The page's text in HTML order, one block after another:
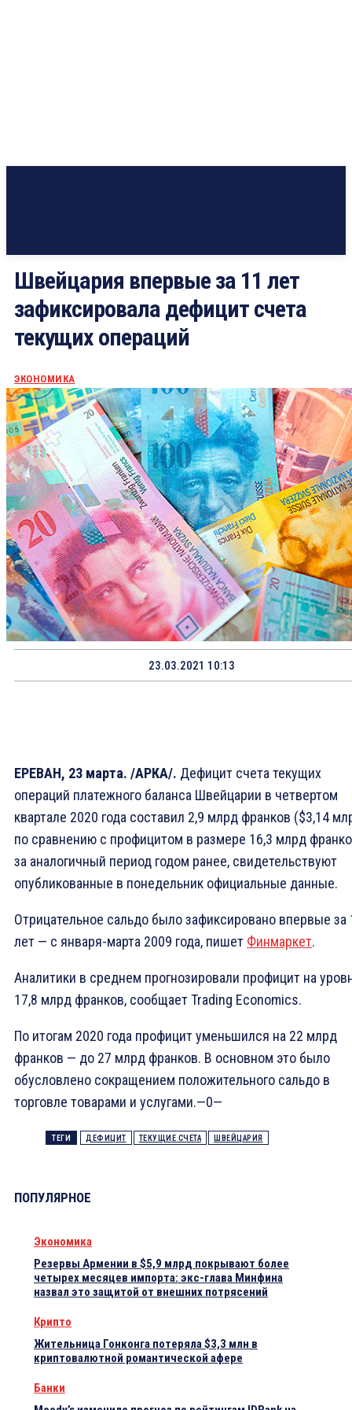
Швейцария впервые за 11 лет
зафиксировала дефицит счета
текущих операций
ЭКОНОМИКА
23.03.2021 10:13
ЕРЕВАН, 23 марта. /АРКА/. Дефицит счета текущих
операций платежного баланса Швейцарии в четвертом
квартале 2020 года составил 2,9 млрд франков ($3,14
по сравнению с профицитом в размере 16,3 млрд
за аналогичный период годом ранее, свидетельствуют
опубликованные в понедельник официальные данные.
Отрицательное сальдо было зафиксировано впервые за
лет — с января-марта 2009 года, пишет Финмаркет.
Аналитики в среднем прогнозировали профицит на
17,8 млрд франков, сообщает Trading Economics.
По итогам 2020 года профицит уменьшился на 22 млрд
франков — до 27 млрд франков. В основном это было
обусловлено сокращением положительного сальдо в
торговле товарами и услугами.—0—
ТЕГИ ДЕФИЦИТ ТЕКУЩИЕ СЧЕТА ШВЕЙЦАРИЯ
ПОПУЛЯРНОЕ
Экономика
Резервы Армении в $5,9 млрд покрывают более
четырех месяцев импорта: экс-глава Минфина
назвал это защитой от внешних потрясений
Крипто
Жительница Гонконга потеряла $3,3 млн в
криптовалютной романтической афере
Банки